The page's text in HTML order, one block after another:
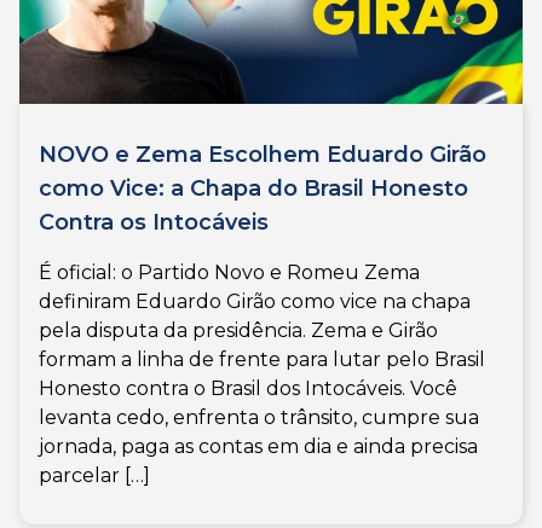
NOVO e Zema Escolhem Eduardo Girão
como Vice: a Chapa do Brasil Honesto
Contra os Intocáveis
É oficial: o Partido Novo e Romeu Zema
definiram Eduardo Girão como vice na chapa
pela disputa da presidência. Zema e Girão
formam a linha de frente para lutar pelo Brasil
Honesto contra o Brasil dos Intocáveis. Você
levanta cedo, enfrenta o trânsito, cumpre sua
jornada, paga as contas em dia e ainda precisa
parcelar […]